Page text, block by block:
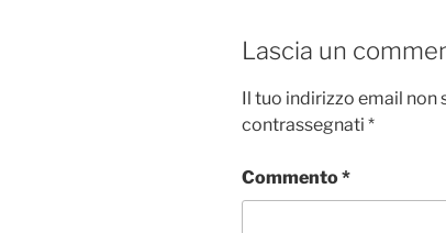
Lascia un
Il tuo indirizzo email non
contrassegnati *
Commento*